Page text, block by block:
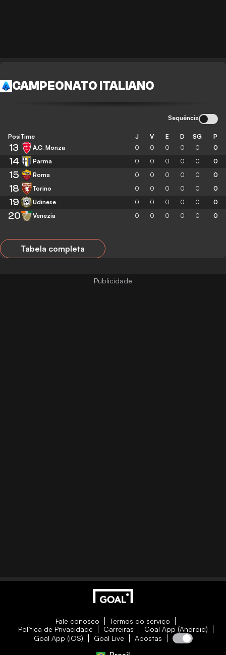
CAMPEONATO ITALIANO
Sequência
Posição
Time J V E D SG P
13 A.C. Monza 0 0 0 0 0 0
14 Parma 0 0 0 0 0 0
15 Roma 0 0 0 0 0 0
18 Torino 0 0 0 0 0 0
19 Udinese 0 0 0 0 0 0
20 Venezia 0 0 0 0 0 0
Tabela completa
Fale conosco
Termos do serviço
Política de Privacidade
Carreiras
Goal App (Android)
Goal App (iOS)
Goal Live Apostas